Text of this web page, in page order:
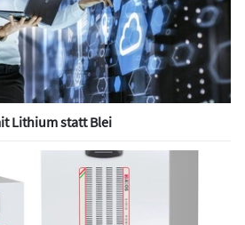
Lithium statt Blei